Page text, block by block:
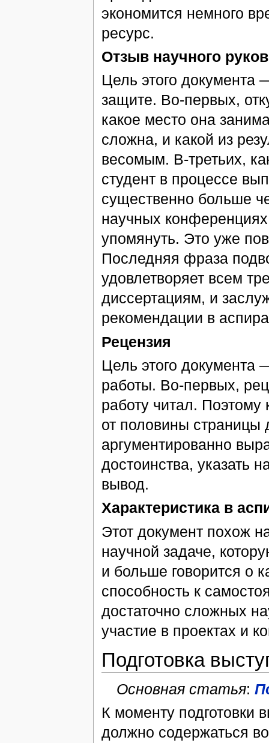
экономится немного
ресурс.
Отзыв научного
Цель этого документа
защите. Во-первых,
какое место она
сложна, и какой из
весомым. В-третьих,
студент в процессе
существенно больше
научных
упомянуть. Это уже
Последняя фраза
удовлетворяет всем
диссертациям, и
рекомендации в
Рецензия
Цель этого документа
работы. Во-первых,
работу читал.
от половины страницы
аргументированно
достоинства, указать
вывод.
Характеристика в
Этот документ похож
научной задаче,
и больше говорится о
способность к
достаточно сложных
участие в проектах и
Подготовка
Основная статья:
К моменту подготовки
должно содержаться